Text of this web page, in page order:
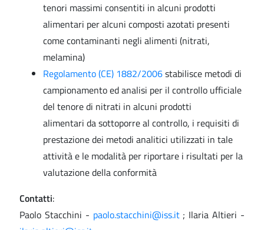
tenori massimi consentiti in alcuni prodotti
alimentari per alcuni composti azotati presenti
come contaminanti negli alimenti (nitrati,
melamina)
Regolamento (CE) 1882/2006stabilisce metodi di
campionamento ed analisi per il controllo ufficiale
del tenore di nitrati in alcuni prodotti
alimentari da sottoporre al controllo, i requisiti di
prestazione dei metodi analitici utilizzati in tale
attività e le modalità per riportare i risultati per la
valutazione della conformità
Contatti:
Paolo Stacchini - paolo.stacchini@iss.it; Ilaria Altieri -